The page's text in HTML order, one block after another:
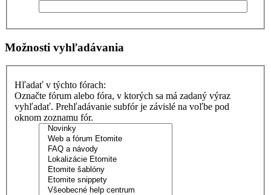
Možnosti vyhľadávania
Hľadať v týchto fórach:
Označte fórum alebo fóra, v ktorých sa má zadaný výraz
vyhľadať. Prehľadávanie subfór je závislé na voľbe pod
oknom zoznamu fór.